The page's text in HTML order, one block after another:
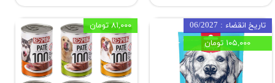
تاریخ انقضاء : 06/2027
۱۰۵,۰۰۰ تومان
۸۱,۰۰۰ تومان